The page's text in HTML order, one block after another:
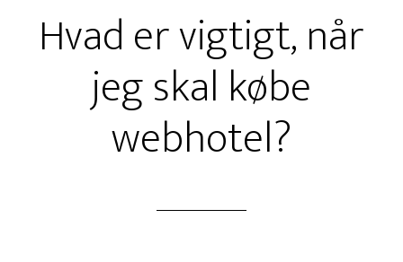
Hvad er vigtigt, når
jeg skal købe
webhotel?